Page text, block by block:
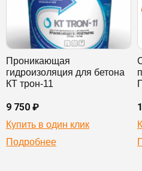
Проникающая
гидроизоляция для бетона
КТ трон-11
9 750 ₽
Купить в один клик
Подробнее